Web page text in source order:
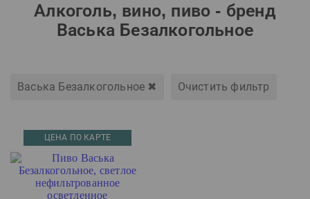
Алкоголь, вино, пиво - бренд
Васька Безалкогольное
Васька Безалкогольное ✖ Очистить фильтр
ЦЕНА ПО КАРТЕ